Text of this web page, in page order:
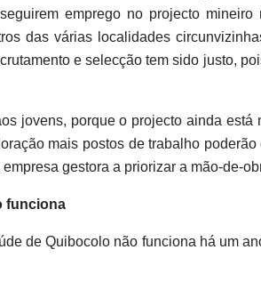
emprego no projecto
das várias localidades
e selecção tem sido justo,
jovens, porque o projecto ainda está
mais postos de trabalho
gestora a priorizar a mão-de-
funciona
de Quibocolo não funciona há um